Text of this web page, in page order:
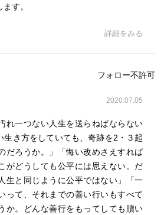
す。
詳細をみる
フォロー不許可
2020.07.05
れ一つない人生を送らねばならない
生き方をしていても、奇跡を2・３起
だろうか。」「悔い改めさえすれば
がどうしても公平には思えない。だ
生と同じように公平ではない」「一
って、それまでの善い行いもすべて
か。どんな善行をもってしても贖い